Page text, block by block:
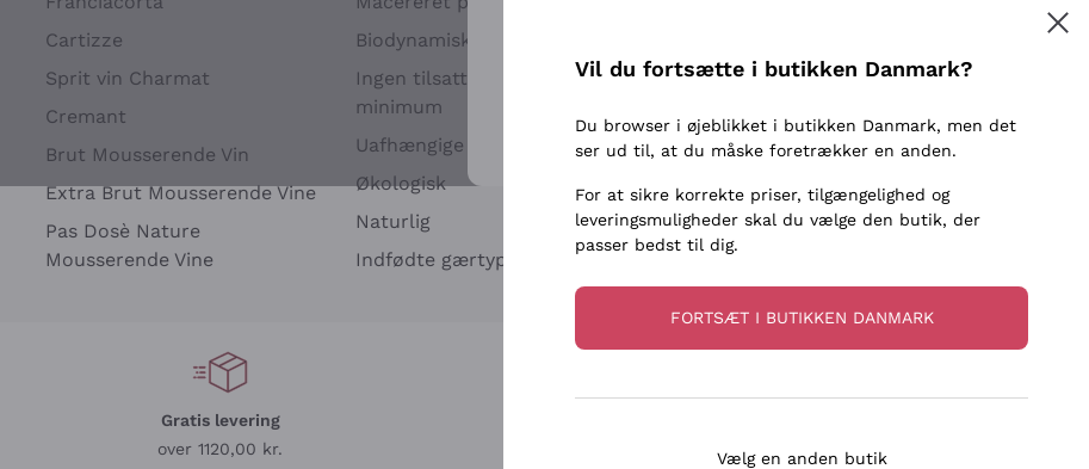
Cartizze
Sprit vin Charmat
Cremant
Brut Mousserende Vin
Extra Brut Mousserende Vine
Pas Dosè Nature
Mousserende Vine
Biodynamisk
Ingen tilsatte sulfitter eller
minimum
Uafhængige Vinavlere
Økologisk
Naturlig
Indfødte gærtyper
Biondi Santi
Franz Haas
Argiolas
Zenato
Ca' dei Frati
Ribolla Gialla
Sauvignon
Gratis levering
over 1120,00 kr.
Tilmeld
For flere oplysninger, læs voresPrivatlivspolitik
Vil du fortsætte i butikken Danmark?
Du browser i øjeblikket i butikken Danmark, men det
ser ud til, at du måske foretrækker en anden.
For at sikre korrekte priser, tilgængelighed og
leveringsmuligheder skal du vælge den butik, der
passer bedst til dig.
FORTSÆT I BUTIKKEN DANMARK
Vælg en anden butik